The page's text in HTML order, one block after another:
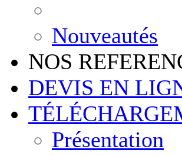
Nouveautés
NOS
DEVIS EN
Présentation